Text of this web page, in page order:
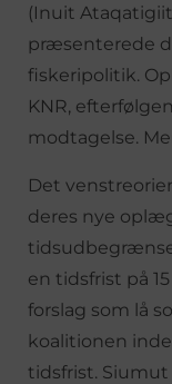
(Inuit
præsenterede
fiskeripolitik.
KNR,
modtagelse.
Det
deres nye
en tidsfrist på
forslag som lå
koalitionen
tidsfrist.